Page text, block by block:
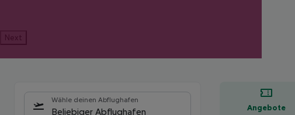
Next
Wähle deinen Abflughafen
Beliebiger Abflughafen Angebote